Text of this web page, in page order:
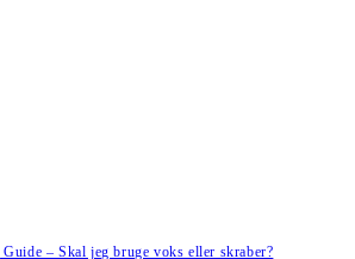
– Skal jeg bruge voks eller skraber?